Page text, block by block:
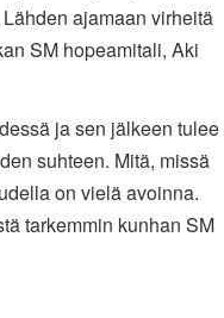
ajamaan virheitä
SM hopeamitali, Aki
ja sen jälkeen tulee
suhteen. Mitä, missä
on vielä avoinna.
tarkemmin kunhan SM